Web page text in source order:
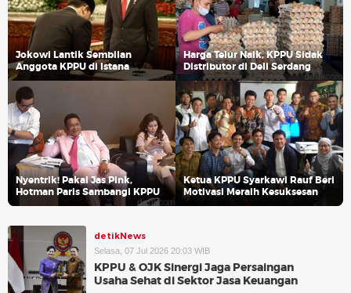
Jokowi Lantik Sembilan
Anggota KPPU di Istana
Harga Telur Naik, KPPU Sidak
Distributor di Deli Serdang
Nyentrik! Pakai Jas Pink,
Hotman Paris Sambangi KPPU
Ketua KPPU Syarkawi Rauf Beri
Motivasi Meraih Kesuksesan
detikNews
Selasa, 07 Jul 2026 20:03 WIB
KPPU & OJK Sinergi Jaga Persaingan
Usaha Sehat di Sektor Jasa Keuangan